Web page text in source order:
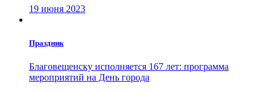
19 июня 2023
Праздник
Благовещенску исполняется 167 лет: программа
мероприятий на День города